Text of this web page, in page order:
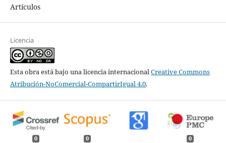
Artículos
Licencia
Esta obra está bajo una licencia internacionalCreative Commons
Atribución-NoComercial-CompartirIgual 4.0.
0 0 0